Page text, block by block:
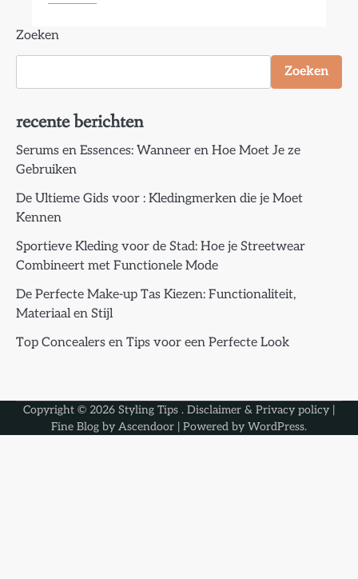
Zoeken
Zoeken
recente berichten
Serums en Essences: Wanneer en Hoe Moet Je ze
Gebruiken
De Ultieme Gids voor : Kledingmerken die je Moet
Kennen
Sportieve Kleding voor de Stad: Hoe je Streetwear
Combineert met Functionele Mode
De Perfecte Make-up Tas Kiezen: Functionaliteit,
Materiaal en Stijl
Top Concealers en Tips voor een Perfecte Look
Copyright © 2026 Styling Tips . Disclaimer & Privacy policy |
Fine Blog by Ascendoor | Powered by WordPress.